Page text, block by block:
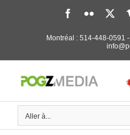
Facebook
Flickr
Montréal : 514-448-0591
Aller à...